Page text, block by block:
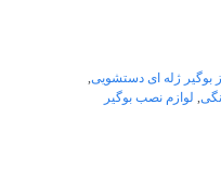
بوگیر ژله ای دستشویی,
, لوازم نصب بوگیر